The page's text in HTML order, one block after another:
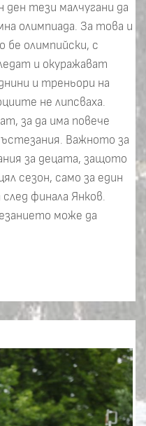
ден тези малчугани да
олимпиада. За това и
олимпийски, с
и окуражават
и треньори на
не липсваха.
за да има повече
Важното за
за децата, защото
сезон, само за един
финала Янков.
може да